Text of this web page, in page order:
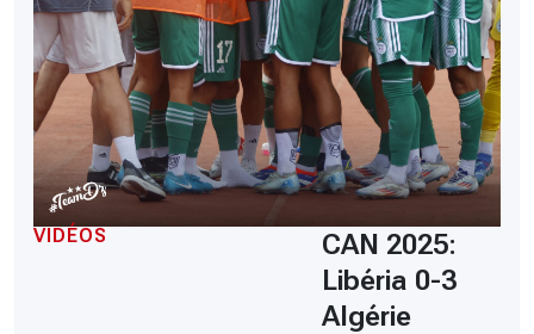
VIDÉOS
CAN 2025:
Libéria 0-3
Algérie